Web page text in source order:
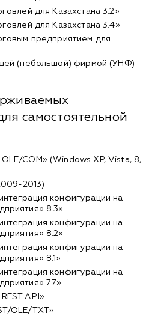
для Казахстана 3.2»
для Казахстана 3.4»
предприятием для
(небольшой) фирмой (УНФ)
самостоятельной
COM» (Windows XP, Vista, 8,
2013)
конфигурации на
8.3»
конфигурации на
8.2»
конфигурации на
8.1»
конфигурации на
7.7»
API»
OLE/TXT»